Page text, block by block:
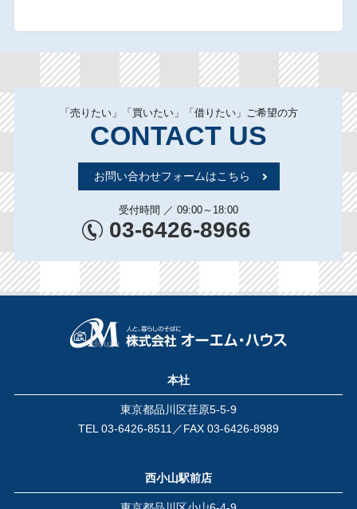
「売りたい」「買いたい」「借りたい」ご希望の方
CONTACT US
お問い合わせフォームはこちら
受付時間 ／ 09:00～18:00
03-6426-8966
本社
東京都品川区荏原5-5-9
TEL 03-6426-8511 ／FAX 03-6426-8989
西小山駅前店